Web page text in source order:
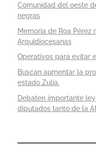
Comunidad del oeste
negras
Memoria de Roa Pérez
Arquidiocesanas
Operativos para evitar
Buscan aumentar la
estado Zulia.
Debaten importante
diputados tanto de la